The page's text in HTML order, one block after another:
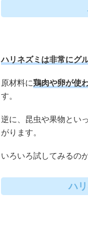
ハリネズミは非常にグ
原材料に鶏肉や卵が使
す。
逆に、昆虫や果物とい
がります。
いろいろ試してみるの
ハ